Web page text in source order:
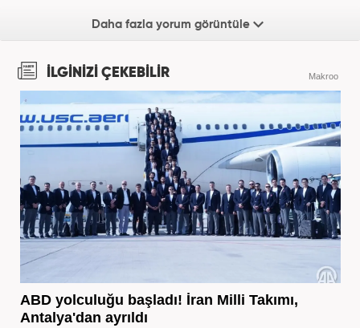
Daha fazla yorum görüntüle
İLGİNİZİ ÇEKEBİLİR Makroo
ABD yolculuğu başladı! İran Milli Takımı,
Antalya'dan ayrıldı